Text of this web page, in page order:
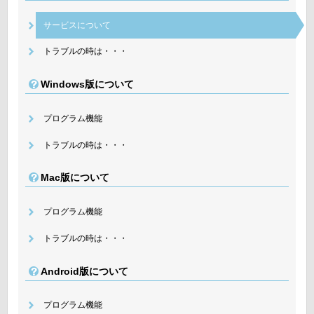
サービスについて
トラブルの時は・・・
Windows版について
プログラム機能
トラブルの時は・・・
Mac版について
プログラム機能
トラブルの時は・・・
Android版について
プログラム機能